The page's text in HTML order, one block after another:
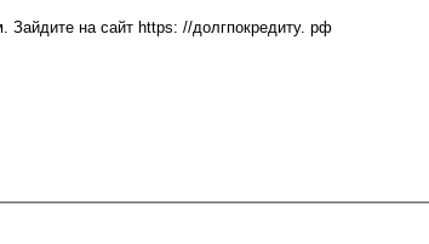
Зайдите на сайт https: //долгпокредиту. рф